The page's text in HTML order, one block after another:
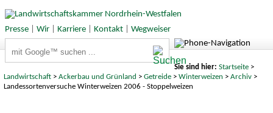
Presse| Wir| Karriere| Kontakt| Wegweiser
Sie sind hier: Startseite>
Landwirtschaft >Ackerbau und Grünland >Getreide >Winterweizen >Archiv >
Landessortenversuche Winterweizen 2006 - Stoppelweizen